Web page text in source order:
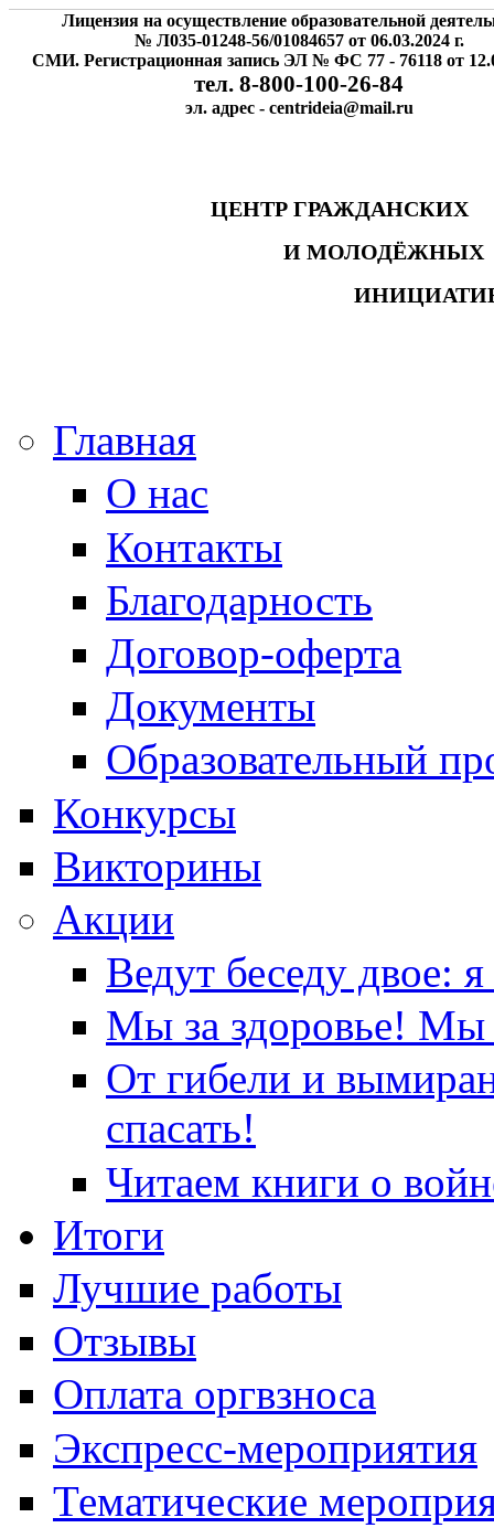
Лицензия на осуществление образовательной
№ Л035-01248-56/01084657 от 06.03.2024 г.
СМИ. Регистрационная запись ЭЛ № ФС 77 - 76118 от
тел. 8-800-100-26-84
эл. адрес - centrideia@mail.ru
ЦЕНТР
И
Главная
О нас
Контакты
Благодарность
Договор-оферта
Документы
Образовательный
Конкурсы
Викторины
Акции
Ведут беседу двое:
Мы за здоровье! Мы
От гибели и
спасать!
Читаем книги о
Итоги
Лучшие работы
Отзывы
Оплата оргвзноса
Экспресс-мероприятия
Тематические